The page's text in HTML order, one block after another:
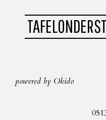
powered by Okido